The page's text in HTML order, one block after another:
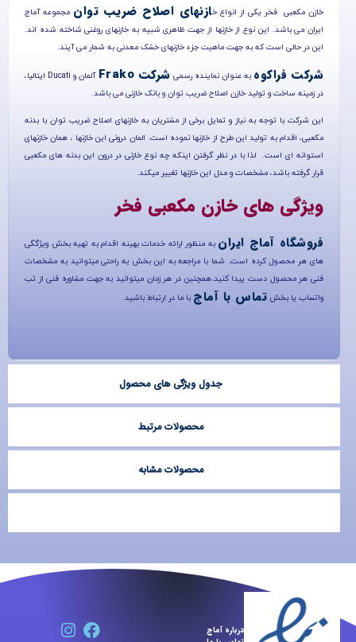
خازن مکعبی فخر یکی از انواع خازنهای اصلاح ضریب توانمجموعه آماج
ایران می باشد. این نوع از خازنها از جهت ظاهری شبیه به خازنهای روغنی شاخته شده اند.
این در حالی است که به جهت ماهیت جزء خازنهای خشک معدنی به شمار می آیند.
شرکت فراکوهبه عنوان نماینده رسمیشرکت Frako
آلمان و Ducati ایتالیا،
در زمینه ساخت و تولید خازن اصلاح ضریب توان و بانک خازنی می باشد.
این شرکت با توجه به نیاز و تمایل برخی از مشتریان به خازن­های اصلاح ضریب توان با بدنه
مکعبی، اقدام به تولید این طرح از خازنها نموده است. المان درونی این خازن­ها ، همان خازن­های
استوانه­ ای است. لذا با در نظر گرفتن اینکه چه نوع خازنی در درون این بدنه­ های مکعبی
قرار گرفته باشد، مشخصات و مدل این خازن­ها تغییر می­کند.
ویژگی های خازن مکعبی فخر
فروشگاه آماج ایرانبه منظور ارائه خدمات بهینه اقدام به تهیه بخش ویژگگی
های هر محصول کرده است. شما با مراجعه به این بخش به راحتی میتوانید به مشخصات
فنی هر محصول دست پیدا کنید.همچنین در هر زمان میتوانید به جهت مشاوره فنی از تب
واتساب یا بخشتماس با آماج با ما در ارتباط باشید.
جدول ویژگی های محصول
محصولات مرتبط
محصولات مشابه
درباره آماج